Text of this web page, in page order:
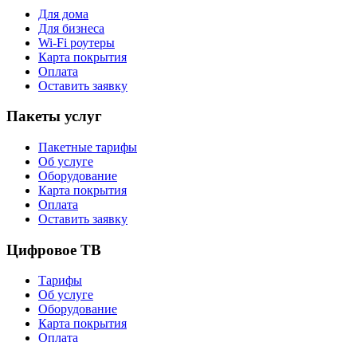
Для дома
Для бизнеса
Wi-Fi роутеры
Карта покрытия
Оплата
Оставить заявку
Пакеты услуг
Пакетные тарифы
Об услуге
Оборудование
Карта покрытия
Оплата
Оставить заявку
Цифровое ТВ
Тарифы
Об услуге
Оборудование
Карта покрытия
Оплата